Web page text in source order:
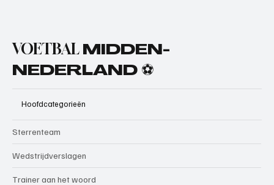
VOETBAL MIDDEN-
NEDERLAND ⚽
Hoofdcategorieën
Sterrenteam
Wedstrijdverslagen
Trainer aan het woord